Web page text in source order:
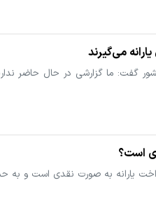
می‌گیرند
یارانه به صورت نقدی است و به